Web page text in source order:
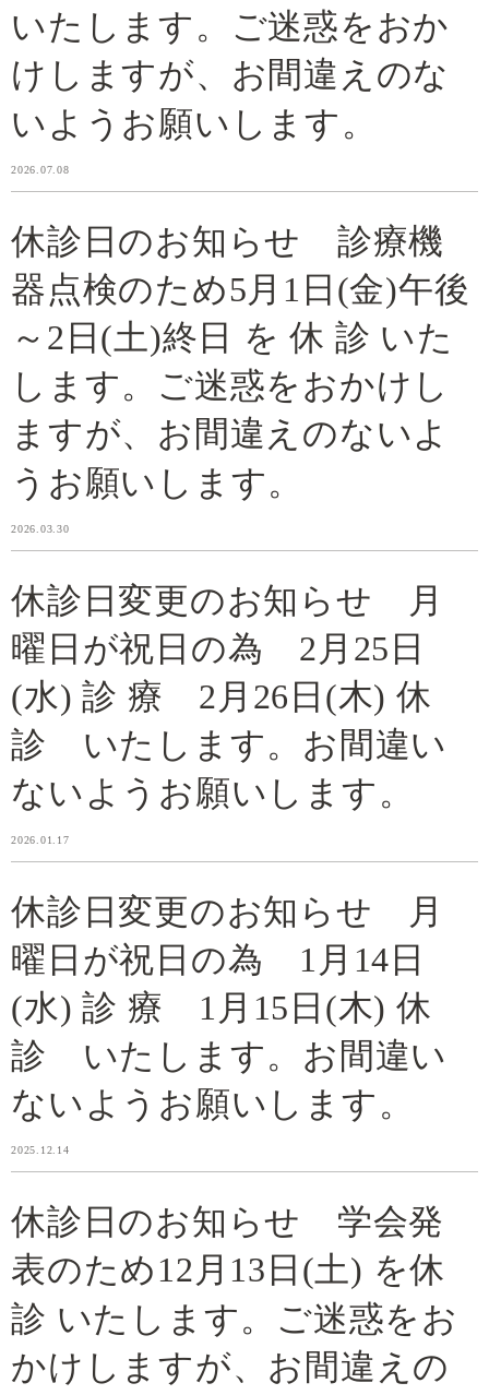
いたします。ご迷惑をおか
けしますが、お間違えのな
いようお願いします。
2026.07.08
休診日のお知らせ 診療機
器点検のため5月1日(金)午後
～2日(土)終日 を 休 診 いた
します。ご迷惑をおかけし
ますが、お間違えのないよ
うお願いします。
2026.03.30
休診日変更のお知らせ 月
曜日が祝日の為 2月25日
(水) 診 療 2月26日(木) 休
診 いたします。お間違い
ないようお願いします。
2026.01.17
休診日変更のお知らせ 月
曜日が祝日の為 1月14日
(水) 診 療 1月15日(木) 休
診 いたします。お間違い
ないようお願いします。
2025.12.14
休診日のお知らせ 学会発
表のため12月13日(土) を休
診 いたします。ご迷惑をお
かけしますが、お間違えの